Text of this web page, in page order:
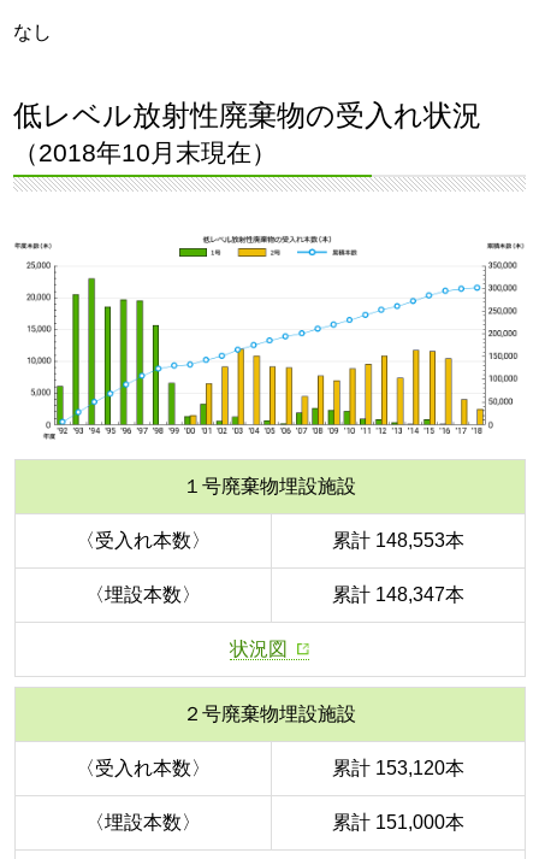
なし
低レベル放射性廃棄物の受入れ状況
（2018年10月末現在）
１号廃棄物埋設施設
〈受入れ本数〉 累計 148,553本
〈埋設本数〉 累計 148,347本
状況図
２号廃棄物埋設施設
〈受入れ本数〉 累計 153,120本
〈埋設本数〉 累計 151,000本